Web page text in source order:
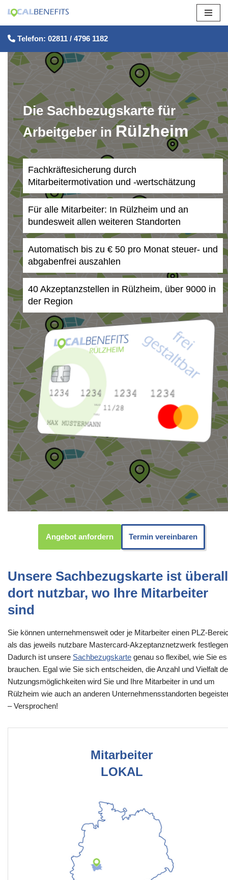
Zum
Inhalt
springen
Telefon: 02811 / 4796 1182
Die Sachbezugskarte für
Arbeitgeber inRülzheim
Fachkräftesicherung durch
Mitarbeitermotivation und -wertschätzung
Für alle Mitarbeiter: In Rülzheim und an
bundesweit allen weiteren Standorten
Automatisch bis zu € 50 pro Monat steuer- und
abgabenfrei auszahlen
40 Akzeptanzstellen in Rülzheim, über 9000 in
der Region
Angebot anfordern Termin vereinbaren
Unsere Sachbezugskarte ist überall
dort nutzbar, wo Ihre Mitarbeiter
sind
Sie können unternehmensweit oder je Mitarbeiter einen PLZ-
als das jeweils nutzbare Mastercard-Akzeptanznetzwerk
Dadurch ist unsere Sachbezugskarte genau so flexibel, wie Sie es
brauchen. Egal wie Sie sich entscheiden, die Anzahl und Vielfalt
Nutzungsmöglichkeiten wird Sie und Ihre Mitarbeiter in und um
Rülzheim wie auch an anderen Unternehmensstandorten
– Versprochen!
Mitarbeiter
LOKAL